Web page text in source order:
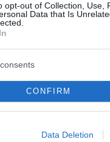
opt-out of Collection, Use,
Data that Is
CONFIRM
Data Deletion
φέρεται να